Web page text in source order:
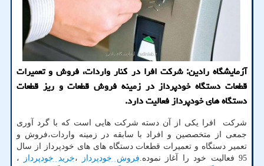
آزمایشگاه رادین: شركت افرا در كنار واردات، فروش و تعمیرات
قطعات دستگاه خودپرداز در زمینه فروش قطعات و ریز قطعات
دستگاه های خودپرداز فعالیت دارد.
شرکت افرا یکی از آن دسته شرکت هایی است که با گرد آوری
جمعی از متخصصین و افراد با سابقه در زمینه واردات،فروش و
تعمیر دستگاه و تعمیرات قطعات دستگاه های های خودپرداز از سال
95 فعالیت خود را آغاز نموده.
فروش خودپرداز ،خرید خودپرداز
،